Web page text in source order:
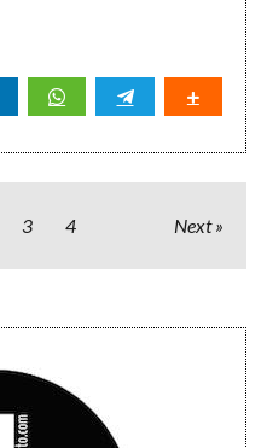
3 4 Next